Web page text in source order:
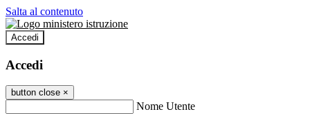
Salta al contenuto
Accedi
Accedi
button close ×
Nome Utente